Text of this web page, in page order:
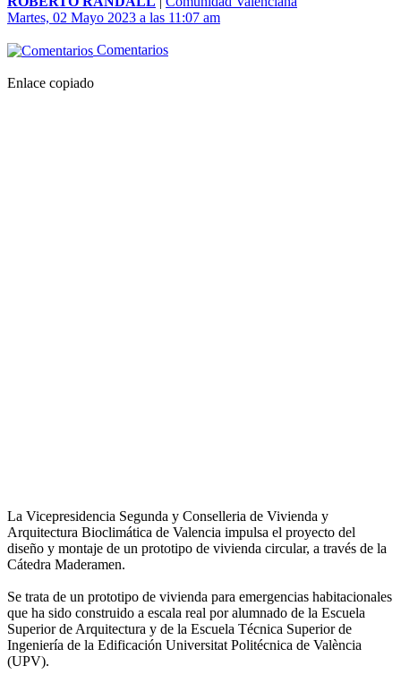
Martes, 02 Mayo 2023 a las 11:07 am
Comentarios
Enlace copiado
La Vicepresidencia Segunda y Conselleria de Vivienda y
Arquitectura Bioclimática de Valencia impulsa el proyecto del
diseño y montaje de un prototipo de vivienda circular, a través de la
Cátedra Maderamen.
Se trata de un prototipo de vivienda para emergencias habitacionales
que ha sido construido a escala real por alumnado de la Escuela
Superior de Arquitectura y de la Escuela Técnica Superior de
Ingeniería de la Edificación Universitat Politécnica de València
(UPV).